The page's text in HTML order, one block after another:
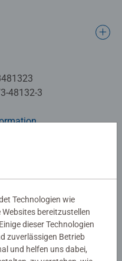
48132-3
Technologien wie
bereitzustellen
dieser Technologien
zuverlässigen Betrieb
und helfen uns dabei,